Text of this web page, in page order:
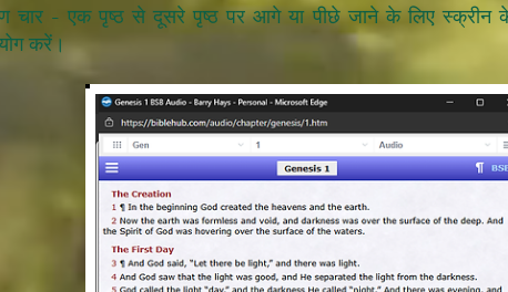
चार - एक पृष्ठ से दूसरे पृष्ठ पर आगे या पीछे जाने के लिए स्क्रीन
करें।